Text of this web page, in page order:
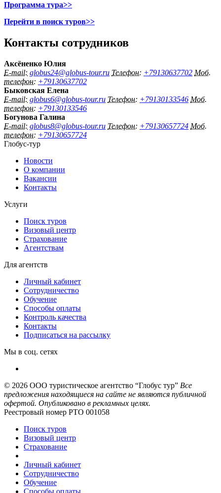
Программа тура>>
Перейти в поиск туров>>
Контакты сотрудников
Аксёненко Юлия
E-mail: globus24@globus-tour.ru Телефон: +79130637702 Моб.
телефон: +79130637702
Быковская Елена
E-mail: globus6@globus-tour.ru Телефон: +79130133546 Моб.
телефон: +79130133546
Богунова Галина
E-mail: globus8@globus-tour.ru Телефон: +79130657724 Моб.
телефон: +79130657724
Глобус-тур
Новости
О компании
Вакансии
Контакты
Услуги
Поиск туров
Визовый центр
Страхование
Агентствам
Для агентств
Личный кабинет
Сотрудничество
Обучение
Способы оплаты
Контроль качества
Контакты
Подписаться на рассылку
Мы в соц. сетях
© 2026 ООО туристическое агентство “Глобус тур” Все
предложения находящиеся на сайте не являются публичной
офертой. Опубликовано в рекламных целях.
Реестровый номер РТО 001058
Поиск туров
Визовый центр
Страхование
Личный кабинет
Сотрудничество
Обучение
Способы оплаты